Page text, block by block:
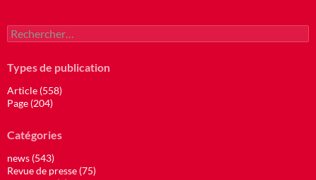
Rechercher :
Types de publication
Article (558)
Page (204)
Catégories
news (543)
Revue de presse (75)